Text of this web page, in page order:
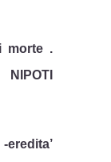
morte .